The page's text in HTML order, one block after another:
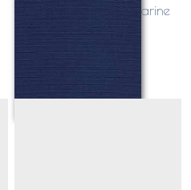
toile outdoor bleu marine
Sur demande